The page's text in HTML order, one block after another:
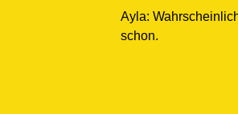
Ayla:
schon.